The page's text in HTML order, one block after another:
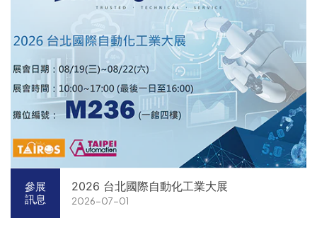
參展
訊息
2026 台北國際自動化工業大展
2026-07-01